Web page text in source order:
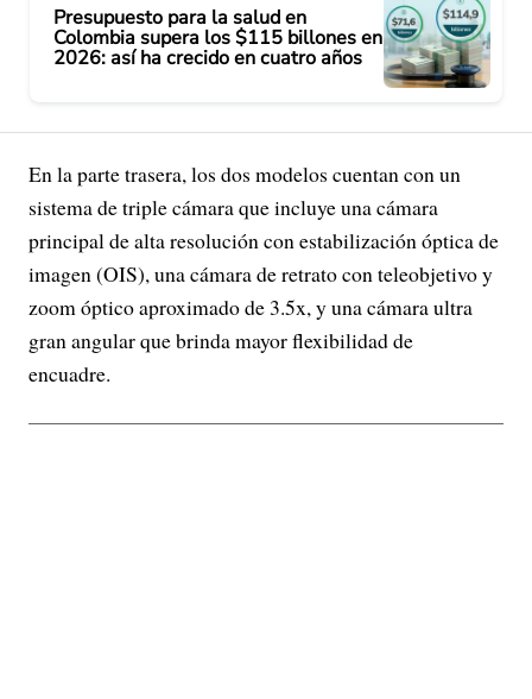
Presupuesto para la salud en
Colombia supera los $115 billones en
2026: así ha crecido en cuatro años
En la parte trasera, los dos modelos cuentan con un
sistema de triple cámara que incluye una cámara
principal de alta resolución con estabilización óptica de
imagen (OIS), una cámara de retrato con teleobjetivo y
zoom óptico aproximado de 3.5x, y una cámara ultra
gran angular que brinda mayor flexibilidad de
encuadre.